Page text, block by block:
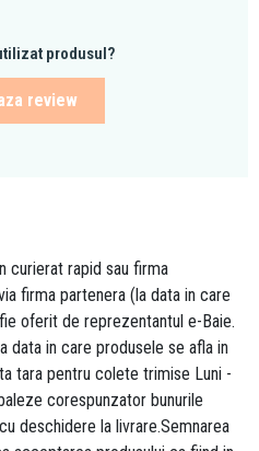
produsul?
review
curierat rapid sau firma
firma partenera (la data in care
oferit de reprezentantul e-Baie.
data in care produsele se afla in
tara pentru colete trimise Luni -
corespunzator bunurile
deschidere la livrare.Semnarea